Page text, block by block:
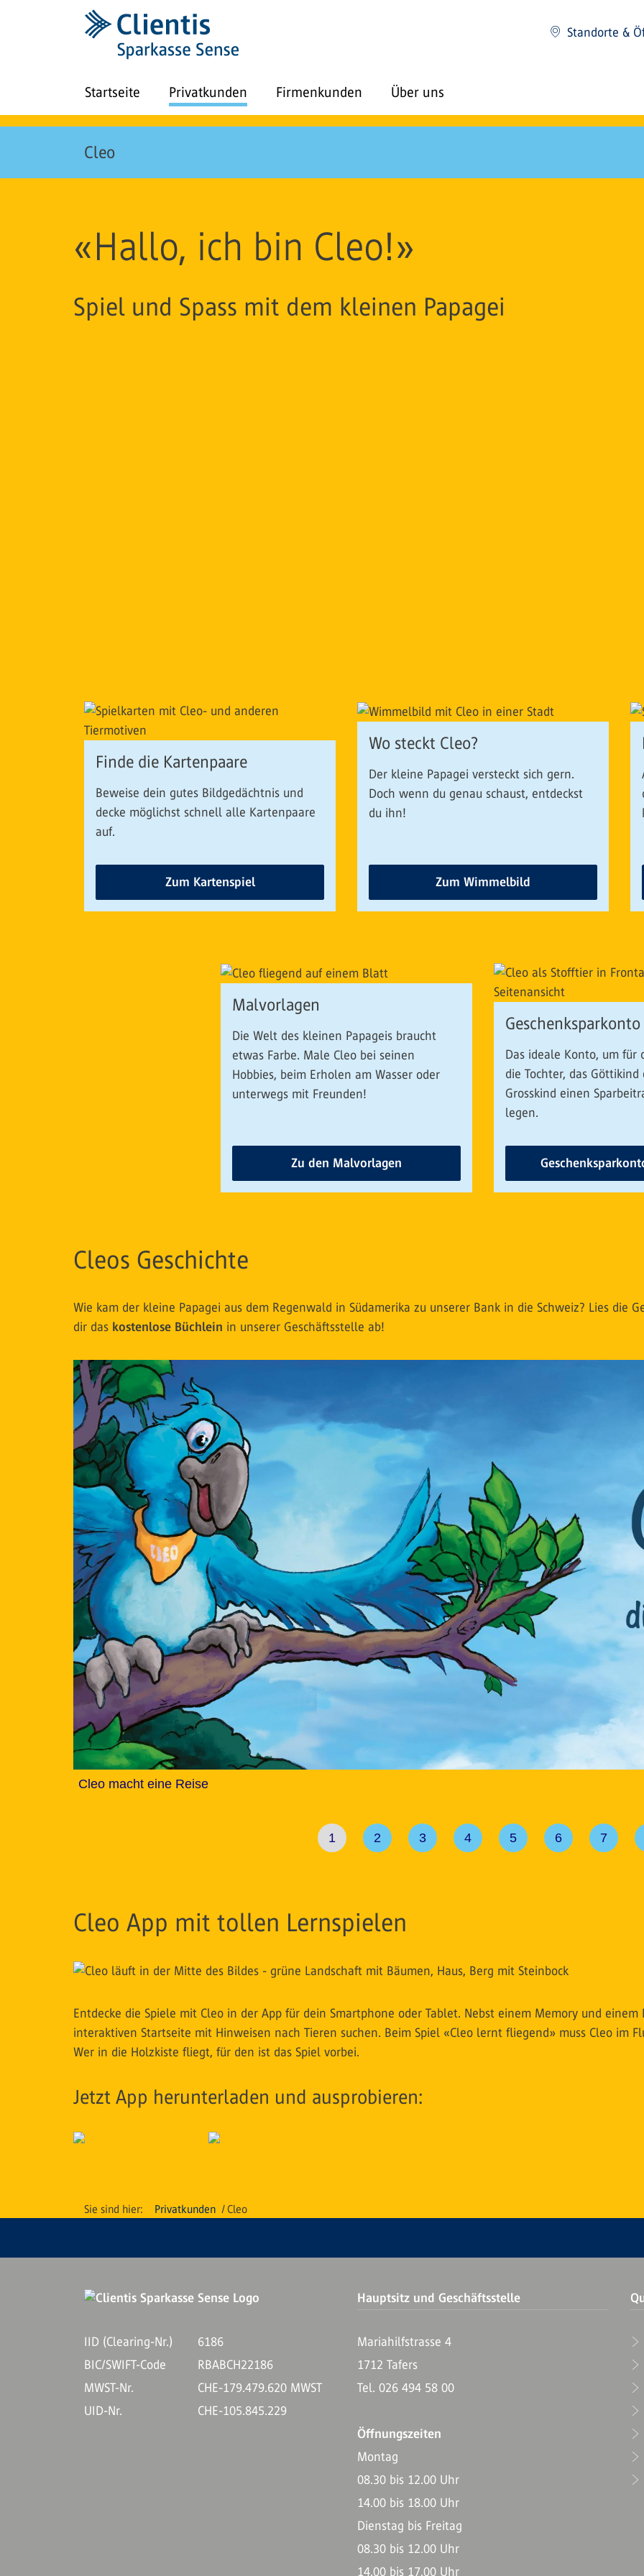
Standorte &
Startseite Privatkunden Firmenkunden Über uns
Cleo
«Hallo, ich bin Cleo!»
Spiel und Spass mit dem kleinen Papagei
Finde die Kartenpaare
Beweise dein gutes Bildgedächtnis und
decke möglichst schnell alle Kartenpaare
auf.
Zum Kartenspiel
Wo steckt Cleo?
Der kleine Papagei versteckt sich gern.
Doch wenn du genau schaust, entdeckst
du ihn!
Zum Wimmelbild
Malvorlagen
Die Welt des kleinen Papageis braucht
etwas Farbe. Male Cleo bei seinen
Hobbies, beim Erholen am Wasser oder
unterwegs mit Freunden!
Zu den Malvorlagen
Geschenksparkonto
Das ideale Konto, um für
die Tochter, das Göttikind
Grosskind einen
legen.
Cleos Geschichte
Wie kam der kleine Papagei aus dem Regenwald in Südamerika zu unserer Bank in die Schweiz? Lies die
dir das kostenlose Büchlein in unserer Geschäftsstelle ab!
Cleo macht eine Reise
1 2 3 4 5 6 7
Cleo App mit tollen Lernspielen
Entdecke die Spiele mit Cleo in der App für dein Smartphone oder Tablet. Nebst einem Memory und
interaktiven Startseite mit Hinweisen nach Tieren suchen. Beim Spiel «Cleo lernt fliegend» muss Cleo im
Wer in die Holzkiste fliegt, für den ist das Spiel vorbei.
Jetzt App herunterladen und ausprobieren:
Privatkunden Cleo
Hauptsitz und Geschäftsstelle
IID (Clearing-Nr.)
6186
BIC/SWIFT-Code
RBABCH22186
MWST-Nr.
CHE-179.479.620 MWST
UID-Nr.
CHE-105.845.229
Mariahilfstrasse 4
1712 Tafers
Tel. 026 494 58 00
Öffnungszeiten
Montag
08.30 bis 12.00 Uhr
14.00 bis 18.00 Uhr
Dienstag bis Freitag
08.30 bis 12.00 Uhr
14.00 bis 17.00 Uhr